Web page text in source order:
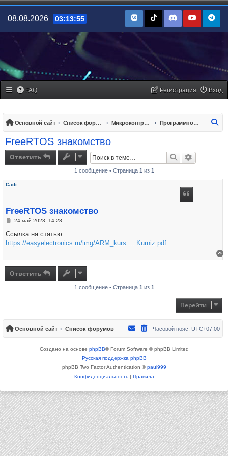
08.08.2026 03:13:55
FAQ Вход
Регистрация
Основной сайт Список форумов Микроконтроллеры/платы управления Программное обеспечение
FreeRTOS знакомство
Ответить Поиск
1 сообщение • Страница 1 из 1
Cadi
FreeRTOS знакомство
Сообщение
24 май 2023, 14:28
Ссылка на статью
https://easyelectronics.ru/img/ARM_kurs ... Kurniz.pdf
Ответить
1 сообщение • Страница 1 из 1
Перейти
Основной сайт Список форумов Часовой пояс: UTC+07:00
Создано на основе phpBB® Forum Software © phpBB Limited
Русская поддержка phpBB
phpBB Two Factor Authentication ©paul999
Конфиденциальность| Правила